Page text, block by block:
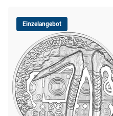
Einzelangebot